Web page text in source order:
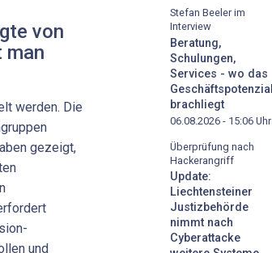
von
man
werden. Die
gezeigt,
und
Stefan Beeler im
Interview
Beratung,
Schulungen,
Services - wo das
Geschäftspotenzial
brachliegt
06.08.2026 - 15:06 Uhr
Überprüfung nach
Hackerangriff
Update:
Liechtensteiner
Justizbehörde
nimmt nach
Cyberattacke